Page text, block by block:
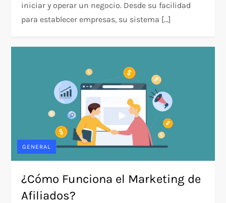
iniciar y operar un negocio. Desde su facilidad
para establecer empresas, su sistema […]
GENERAL
¿Cómo Funciona el Marketing de
Afiliados?